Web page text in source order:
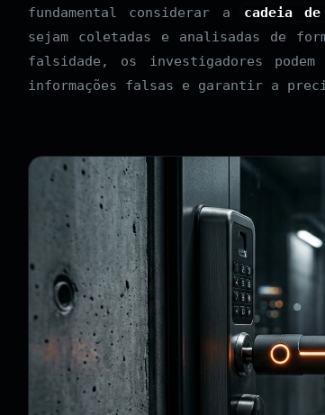
fundamental considerar a
cadeia
sejam coletadas e analisadas de
falsidade, os investigadores
informações falsas e garantir a